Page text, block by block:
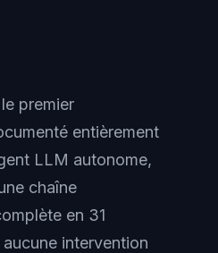
premier
entièrement
LLM autonome,
chaîne
en 31
intervention